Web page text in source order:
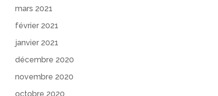
mars 2021
février 2021
janvier 2021
décembre 2020
novembre 2020
octobre 2020